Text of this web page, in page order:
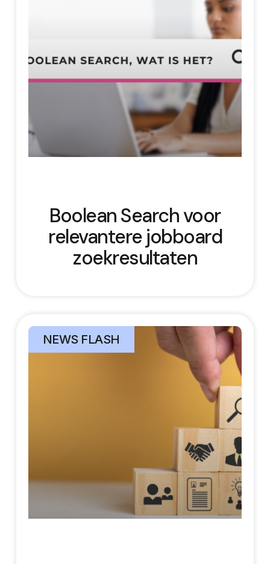
Boolean Search voor
relevantere jobboard
zoekresultaten
NEWS FLASH